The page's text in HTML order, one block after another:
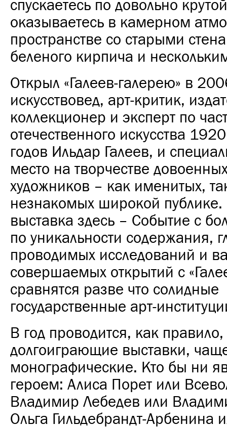
спускаетесь по довольно
оказываетесь в камерном
пространстве со старыми
беленого кирпича и
Открыл «Галеев-галерею» в
искусствовед, арт-критик,
коллекционер и эксперт по
отечественного искусства
годов Ильдар Галеев, и
место на творчестве
художников – как именитых,
незнакомых широкой
выставка здесь – Событие с
по уникальности содержания,
проводимых исследований и
совершаемых открытий с
сравнятся разве что солидные
государственные арт-
В год проводится, как
долгоиграющие выставки,
монографические. Кто бы ни
героем: Алиса Порет или
Владимир Лебедев или
Ольга Гильдебрандт-Арбенина